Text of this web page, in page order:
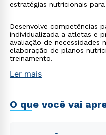
estratégias nutricionais
Desenvolve competências
individualizada a atletas e
avaliação de necessidades
elaboração de planos
treinamento.
Ler mais
O que você vai